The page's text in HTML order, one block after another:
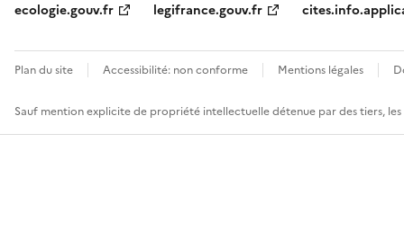
ecologie.gouv.fr
legifrance.gouv.fr
Plan du site Accessibilité: non conforme Mentions légales
Sauf mention explicite de propriété intellectuelle détenue par des tiers,